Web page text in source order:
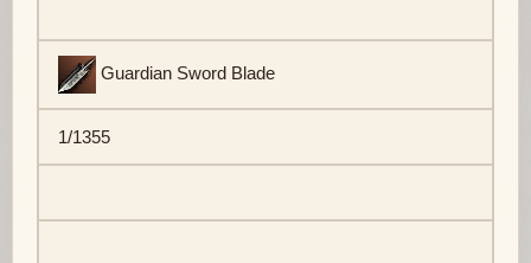
Guardian Sword Blade
1/1355